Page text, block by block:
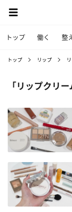
トップ 働く 整
トップ リップ
「リップクリ